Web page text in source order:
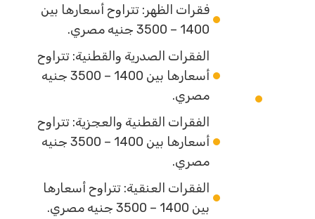
فقرات الظهر: تتراوح أسعارها بين
1400 – 3500 جنيه مصري.
الفقرات الصدرية والقطنية: تتراوح
أسعارها بين 1400 – 3500 جنيه
مصري.
الفقرات القطنية والعجزية: تتراوح
أسعارها بين 1400 – 3500 جنيه
مصري.
الفقرات العنقية: تتراوح أسعارها
بين 1400 – 3500 جنيه مصري.